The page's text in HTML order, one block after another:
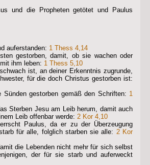
und die Propheten getötet und Paulus
auferstanden: 1 Thess 4,14
gestorben, damit, ob sie wachen oder
ihm leben: 1 Thess 5,10
ist, an deiner Erkenntnis zugrunde,
für die doch Christus gestorben ist:
gestorben gemäß den Schriften: 1
Sterben Jesu am Leib herum, damit auch
Leib offenbar werde: 2 Kor 4,10
Paulus, da er zu der Überzeugung
für alle, folglich starben sie alle: 2 Kor
die Lebenden nicht mehr für sich selbst
der für sie starb und auferweckt